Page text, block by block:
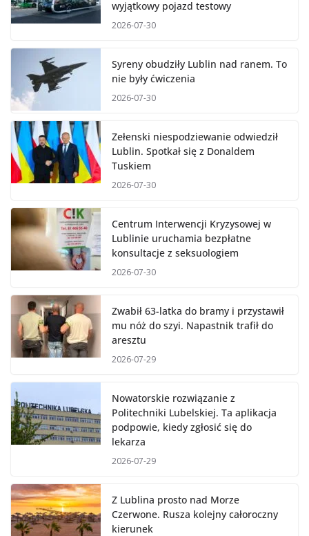
wyjątkowy pojazd testowy
2026-07-30
Syreny obudziły Lublin nad ranem. To
nie były ćwiczenia
2026-07-30
Zełenski niespodziewanie odwiedził
Lublin. Spotkał się z Donaldem
Tuskiem
2026-07-30
Centrum Interwencji Kryzysowej w
Lublinie uruchamia bezpłatne
konsultacje z seksuologiem
2026-07-30
Zwabił 63-latka do bramy i przystawił
mu nóż do szyi. Napastnik trafił do
aresztu
2026-07-29
Nowatorskie rozwiązanie z
Politechniki Lubelskiej. Ta aplikacja
podpowie, kiedy zgłosić się do
lekarza
2026-07-29
Z Lublina prosto nad Morze
Czerwone. Rusza kolejny całoroczny
kierunek